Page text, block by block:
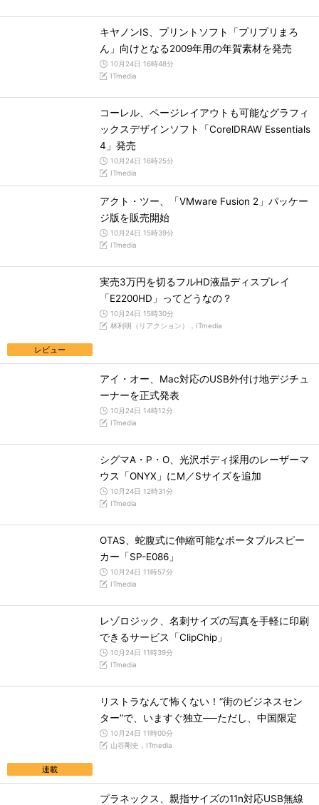
キヤノンIS、プリントソフト「プリプリまろ
ん」向けとなる2009年用の年賀素材を発売
10月24日 16時48分
ITmedia
コーレル、ページレイアウトも可能なグラフィ
ックスデザインソフト「CorelDRAW Essentials
4」発売
10月24日 16時25分
ITmedia
アクト・ツー、「VMware Fusion 2」パッケー
ジ版を販売開始
10月24日 15時39分
ITmedia
レビュー
実売3万円を切るフルHD液晶ディスプレイ
「E2200HD」ってどうなの？
10月24日 15時30分
林利明（リアクション），ITmedia
アイ・オー、Mac対応のUSB外付け地デジチュ
ーナーを正式発表
10月24日 14時12分
ITmedia
シグマA・P・O、光沢ボディ採用のレーザーマ
ウス「ONYX」にM／Sサイズを追加
10月24日 12時31分
ITmedia
OTAS、蛇腹式に伸縮可能なポータブルスピー
カー「SP-E086」
10月24日 11時57分
ITmedia
レゾロジック、名刺サイズの写真を手軽に印刷
できるサービス「ClipChip」
10月24日 11時39分
ITmedia
連載
リストラなんて怖くない！“街のビジネスセン
ター”で、いますぐ独立──ただし、中国限定
10月24日 11時00分
山谷剛史，ITmedia
プラネックス、親指サイズの11n対応USB無線